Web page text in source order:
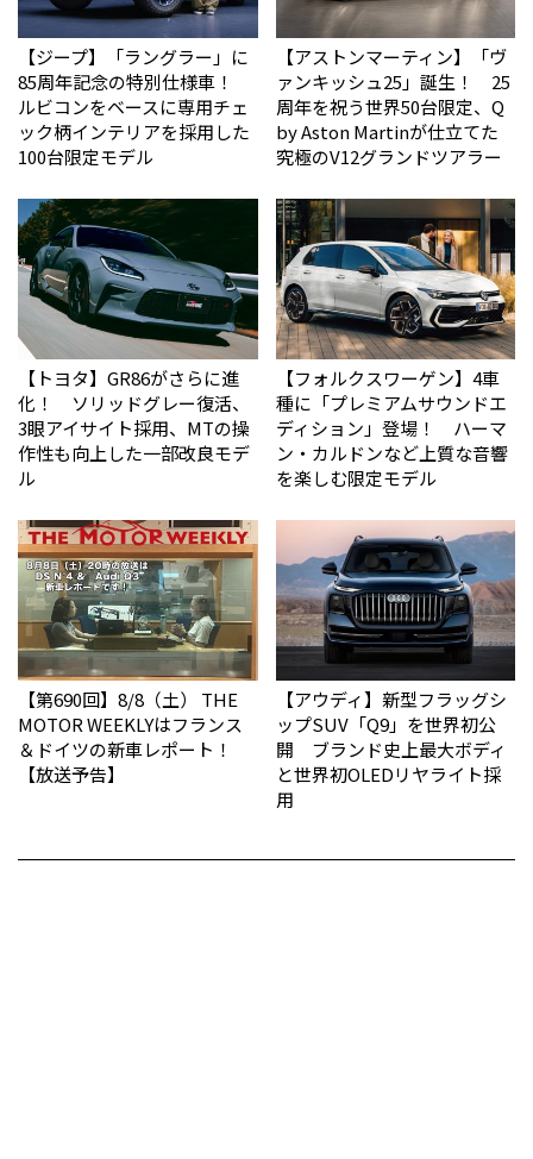
【ジープ】「ラングラー」に
85周年記念の特別仕様車！
ルビコンをベースに専用チェ
ック柄インテリアを採用した
100台限定モデル
【アストンマーティン】「ヴ
ァンキッシュ25」誕生！ 25
周年を祝う世界50台限定、Q
by Aston Martinが仕立てた
究極のV12グランドツアラー
【トヨタ】GR86がさらに進
化！ ソリッドグレー復活、
3眼アイサイト採用、MTの操
作性も向上した一部改良モデ
ル
【フォルクスワーゲン】4車
種に「プレミアムサウンドエ
ディション」登場！ ハーマ
ン・カルドンなど上質な音響
を楽しむ限定モデル
【第690回】8/8（土） THE
MOTOR WEEKLYはフランス
＆ドイツの新車レポート！
【放送予告】
【アウディ】新型フラッグシ
ップSUV「Q9」を世界初公
開 ブランド史上最大ボディ
と世界初OLEDリヤライト採
用